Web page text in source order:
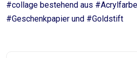
#collage bestehend aus
#Geschenkpapier und #Goldstift